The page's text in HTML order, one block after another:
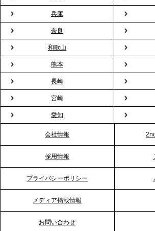
2026.2.13
プレスリリースのご案内｜オフィスが
バー」に！福利厚生・社内交流を格上
バーテンダー》サービスを開始
2026.1.26
プレスリリースのご案内｜もう「義理
まない。職場のバレンタインをケータ
厚生”化。採用にも効く新スタイルを提
2026.1.23
RKB毎日放送「RKB NEWS」で、
巻きケータリング」が紹介されました
2026.1.20
る？「恵方巻きケータリング」で、社
兵庫
奈良
和歌山
熊本
長崎
宮崎
愛知
会社情報
採用情報
プライバシーポリシー
メディア掲載情報
お問い合わせ